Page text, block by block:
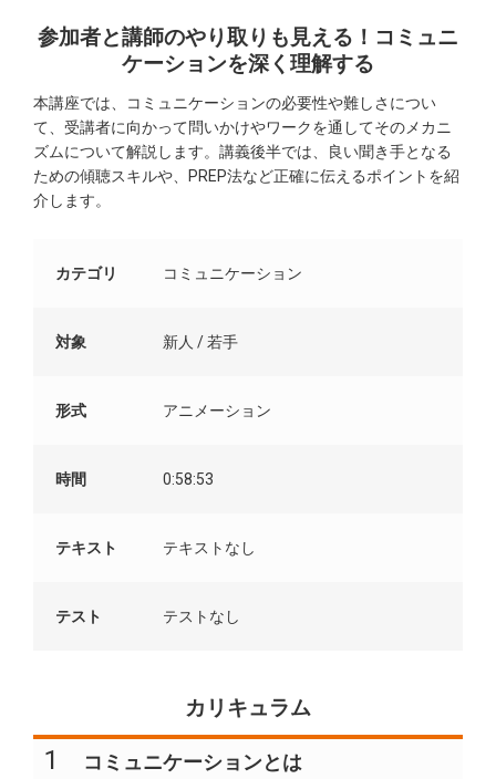
参加者と講師のやり取りも見える！コミュニ
ケーションを深く理解する
本講座では、コミュニケーションの必要性や難しさについ
て、受講者に向かって問いかけやワークを通してそのメカニ
ズムについて解説します。講義後半では、良い聞き手となる
ための傾聴スキルや、PREP法など正確に伝えるポイントを紹
介します。
カテゴリ コミュニケーション
対象 新人 / 若手
形式 アニメーション
時間 0:58:53
テキスト テキストなし
テスト テストなし
カリキュラム
1 コミュニケーションとは